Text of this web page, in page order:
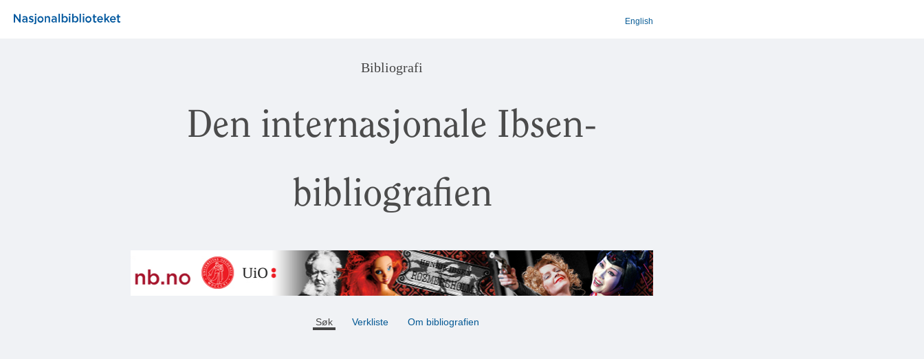
English
Bibliografi
Den internasjonale Ibsen-
bibliografien
Søk Verkliste Om bibliografien